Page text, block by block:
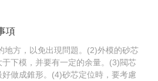
項
地方，以免出現問題。(2)外模的砂芯
下模，并要有一定的余量。(3)閥芯
做成錐形。(4)砂芯定位時，要考慮